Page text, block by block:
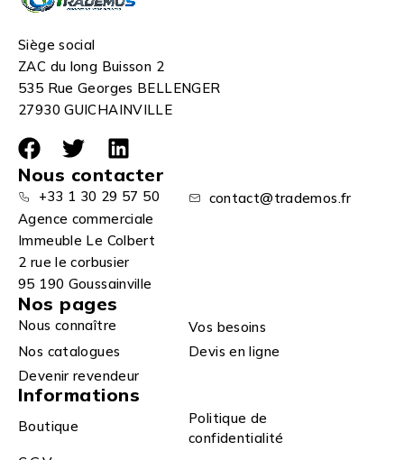
Siège social
ZAC du long Buisson 2
535 Rue Georges BELLENGER
27930 GUICHAINVILLE
Nous contacter
+33 1 30 29 57 50
contact@trademos.fr
Agence commerciale
Immeuble Le Colbert
2 rue le corbusier
95 190 Goussainville
Nos pages
Nous connaître
Vos besoins
Nos catalogues
Devis en ligne
Devenir revendeur
Informations
Boutique
Politique de
confidentialité